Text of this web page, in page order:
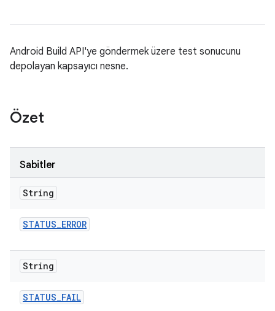
Android Build API'ye göndermek üzere test sonucunu
depolayan kapsayıcı nesne.
Özet
Sabitler
String
STATUS_ERROR
String
STATUS_FAIL